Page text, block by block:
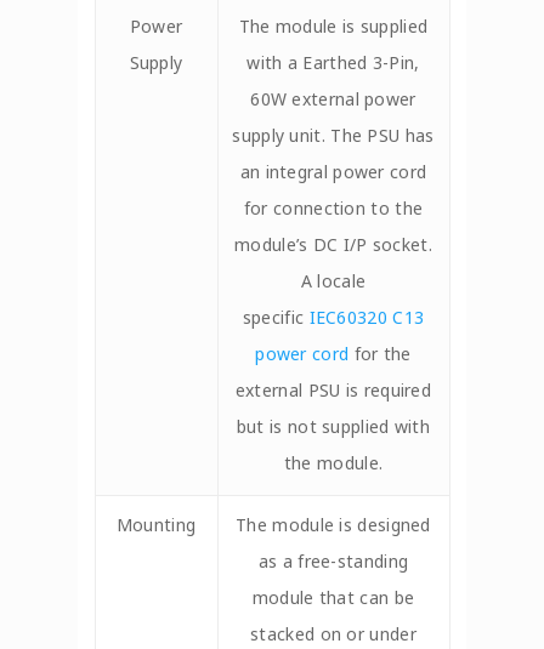
Power
Supply
The module is supplied
with a Earthed 3-Pin,
60W external power
supply unit. The PSU has
an integral power cord
for connection to the
module’s DC I/P socket.
A locale
specific IEC60320 C13
power cord for the
external PSU is required
but is not supplied with
the module.
Mounting
The module is designed
as a free-standing
module that can be
stacked on or under